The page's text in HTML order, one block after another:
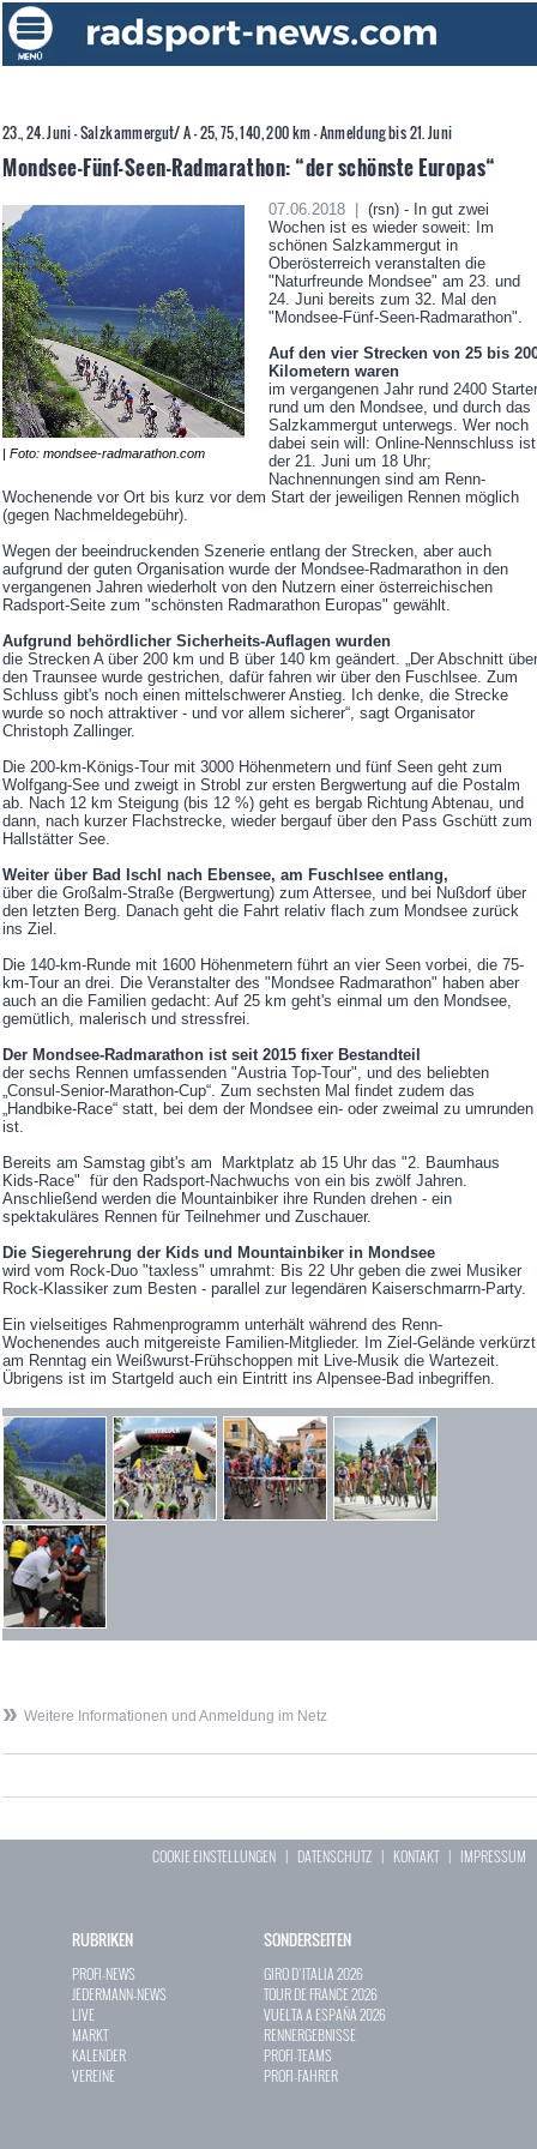
23., 24. Juni - Salzkammergut/ A - 25, 75, 140, 200 km - Anmeldung bis 21. Juni
Mondsee-Fünf-Seen-Radmarathon: “der schönste Europas“
| Foto: mondsee-radmarathon.com
07.06.2018 |
(rsn) - In gut zwei
Wochen ist es wieder soweit: Im
schönen Salzkammergut in
Oberösterreich veranstalten die
"Naturfreunde Mondsee" am 23. und
24. Juni bereits zum 32. Mal den
"Mondsee-Fünf-Seen-Radmarathon".
Auf den vier Strecken von 25 bis
Kilometern waren
im vergangenen Jahr rund 2400 Starter
rund um den Mondsee, und durch das
Salzkammergut unterwegs. Wer noch
dabei sein will: Online-Nennschluss ist
der 21. Juni um 18 Uhr;
Nachnennungen sind am Renn-
Wochenende vor Ort bis kurz vor dem Start der jeweiligen Rennen möglich
(gegen Nachmeldegebühr).
Wegen der beeindruckenden Szenerie entlang der Strecken, aber auch
aufgrund der guten Organisation wurde der Mondsee-Radmarathon in den
vergangenen Jahren wiederholt von den Nutzern einer österreichischen
Radsport-Seite zum "schönsten Radmarathon Europas" gewählt.
Aufgrund behördlicher Sicherheits-Auflagen wurden
die Strecken A über 200 km und B über 140 km geändert. „Der Abschnitt über
den Traunsee wurde gestrichen, dafür fahren wir über den Fuschlsee. Zum
Schluss gibt's noch einen mittelschwerer Anstieg. Ich denke, die Strecke
wurde so noch attraktiver - und vor allem sicherer“, sagt Organisator
Christoph Zallinger.
Die 200-km-Königs-Tour mit 3000 Höhenmetern und fünf Seen geht zum
Wolfgang-See und zweigt in Strobl zur ersten Bergwertung auf die Postalm
ab. Nach 12 km Steigung (bis 12 %) geht es bergab Richtung Abtenau, und
dann, nach kurzer Flachstrecke, wieder bergauf über den Pass Gschütt zum
Hallstätter See.
Weiter über Bad Ischl nach Ebensee, am Fuschlsee entlang,
über die Großalm-Straße (Bergwertung) zum Attersee, und bei Nußdorf über
den letzten Berg. Danach geht die Fahrt relativ flach zum Mondsee zurück
ins Ziel.
Die 140-km-Runde mit 1600 Höhenmetern führt an vier Seen vorbei, die 75-
km-Tour an drei. Die Veranstalter des "Mondsee Radmarathon" haben aber
auch an die Familien gedacht: Auf 25 km geht's einmal um den Mondsee,
gemütlich, malerisch und stressfrei.
Der Mondsee-Radmarathon ist seit 2015 fixer Bestandteil
der sechs Rennen umfassenden "Austria Top-Tour", und des beliebten
„Consul-Senior-Marathon-Cup“. Zum sechsten Mal findet zudem das
„Handbike-Race“ statt, bei dem der Mondsee ein- oder zweimal zu umrunden
ist.
Bereits am Samstag gibt's am Marktplatz ab 15 Uhr das "2. Baumhaus
Kids-Race" für den Radsport-Nachwuchs von ein bis zwölf Jahren.
Anschließend werden die Mountainbiker ihre Runden drehen - ein
spektakuläres Rennen für Teilnehmer und Zuschauer.
Die Siegerehrung der Kids und Mountainbiker in Mondsee
wird vom Rock-Duo "taxless" umrahmt: Bis 22 Uhr geben die zwei Musiker
Rock-Klassiker zum Besten - parallel zur legendären Kaiserschmarrn-Party.
Ein vielseitiges Rahmenprogramm unterhält während des Renn-
Wochenendes auch mitgereiste Familien-Mitglieder. Im Ziel-Gelände verkürzt
am Renntag ein Weißwurst-Frühschoppen mit Live-Musik die Wartezeit.
Übrigens ist im Startgeld auch ein Eintritt ins Alpensee-Bad inbegriffen.
Weitere Informationen und Anmeldung im Netz
COOKIE EINSTELLUNGEN | DATENSCHUTZ | KONTAKT| IMPRESSUM
RUBRIKEN
PROFI-NEWS
JEDERMANN-NEWS
LIVE
MARKT
KALENDER
VEREINE
SONDERSEITEN
GIRO D`ITALIA 2026
TOUR DE FRANCE 2026
VUELTA A ESPAÑA 2026
RENNERGEBNISSE
PROFI-TEAMS
PROFI-FAHRER